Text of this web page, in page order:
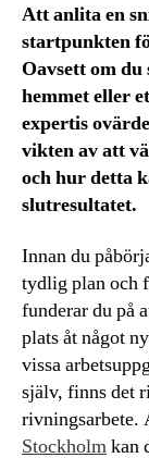
Att anlita en
startpunkten
Oavsett om
hemmet eller
expertis
vikten av att
och hur detta
slutresultatet.
Innan du
tydlig plan och
funderar du på
plats åt något
vissa
själv, finns det
rivningsarbete.
Stockholmkan